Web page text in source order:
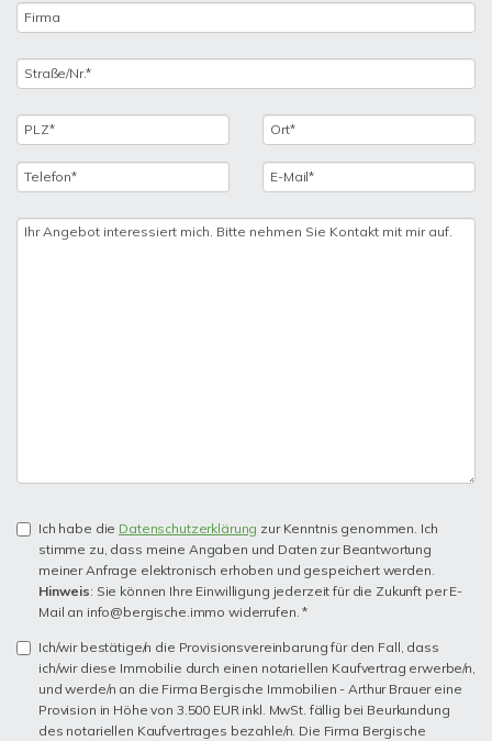
Ich habe die Datenschutzerklärung zur Kenntnis genommen. Ich
stimme zu, dass meine Angaben und Daten zur Beantwortung
meiner Anfrage elektronisch erhoben und gespeichert werden.
Hinweis: Sie können Ihre Einwilligung jederzeit für die Zukunft per E-
Mail an info@bergische.immo widerrufen. *
Ich/wir bestätige/n die Provisionsvereinbarung für den Fall, dass
ich/wir diese Immobilie durch einen notariellen Kaufvertrag erwerbe/n,
und werde/n an die Firma Bergische Immobilien - Arthur Brauer eine
Provision in Höhe von 3.500 EUR inkl. MwSt. fällig bei Beurkundung
des notariellen Kaufvertrages bezahle/n. Die Firma Bergische